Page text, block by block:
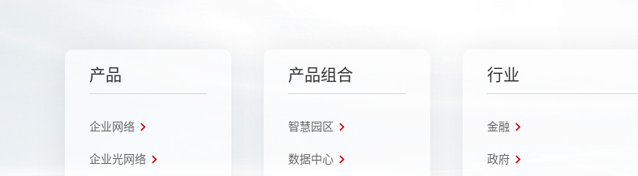
产品
企业网络
企业光网络
产品组合
智慧园区
数据中心
行业
金融
政府